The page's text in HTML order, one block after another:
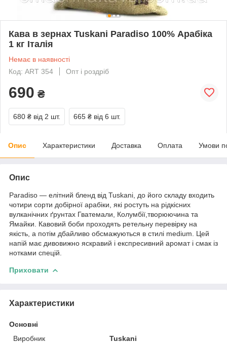
Кава в зернах Tuskani Paradiso 100% Арабіка
1 кг Італія
Немає в наявності
Код: ART 354
Опт і роздріб
690 ₴
680 ₴ від 2 шт. 665 ₴ від 6 шт.
Опис Характеристики Доставка Оплата Умови
Опис
Paradiso — елітний бленд від Tuskani, до його складу входить
чотири сорти добірної арабіки, які ростуть на рідкісних
вулканічних ґрунтах Гватемали, Колумбії,творюючина та
Ямайки. Кавовий боби проходять ретельну перевірку на
якість, а потім дбайливо обсмажуються в стилі medium. Цей
напій має дивовижно яскравий і експресивний аромат і смак із
нотками спецій.
Приховати
Характеристики
Основні
Виробник
Tuskani